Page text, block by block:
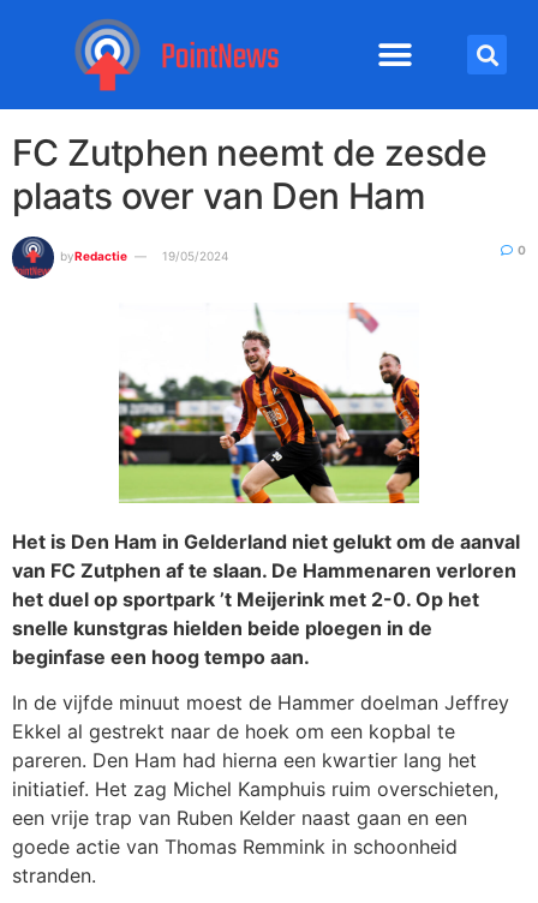
FC Zutphen neemt de zesde
plaats over van Den Ham
byRedactie 19/05/2024 0
Het is Den Ham in Gelderland niet gelukt om de aanval
van FC Zutphen af te slaan. De Hammenaren verloren
het duel op sportpark ’t Meijerink met 2-0. Op het
snelle kunstgras hielden beide ploegen in de
beginfase een hoog tempo aan.
In de vijfde minuut moest de Hammer doelman Jeffrey
Ekkel al gestrekt naar de hoek om een kopbal te
pareren. Den Ham had hierna een kwartier lang het
initiatief. Het zag Michel Kamphuis ruim overschieten,
een vrije trap van Ruben Kelder naast gaan en een
goede actie van Thomas Remmink in schoonheid
stranden.